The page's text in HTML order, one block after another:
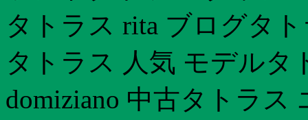
タトラス rita ブログタ
タトラス 人気 モデルタ
domiziano 中古タトラ